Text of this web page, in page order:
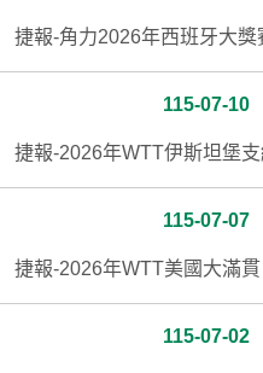
捷報-角力2026年西班牙大獎
115-07-10
捷報-2026年WTT伊斯坦堡
115-07-07
捷報-2026年WTT美國大滿貫
115-07-02